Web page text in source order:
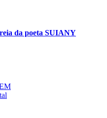
da poeta SUIANY